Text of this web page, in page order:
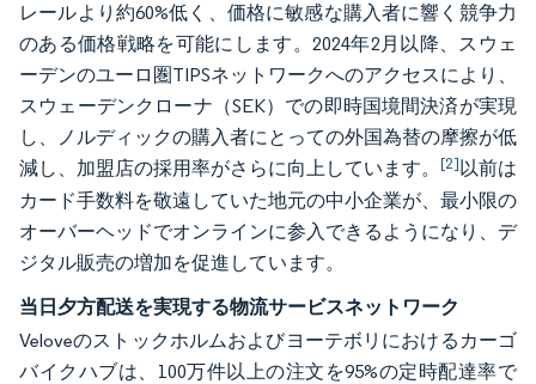
レールより約60%低く、価格に敏感な購入者に響く競争力
のある価格戦略を可能にします。2024年2月以降、スウェ
ーデンのユーロ圏TIPSネットワークへのアクセスにより、
スウェーデンクローナ（SEK）での即時国境間決済が実現
し、ノルディックの購入者にとっての外国為替の摩擦が低
減し、加盟店の採用率がさらに向上しています。 [2]以前は
カード手数料を敬遠していた地元の中小企業が、最小限の
オーバーヘッドでオンラインに参入できるようになり、デ
ジタル販売の増加を促進しています。
当日夕方配送を実現する物流サービスネットワーク
Veloveのストックホルムおよびヨーテボリにおけるカーゴ
バイクハブは、100万件以上の注文を95%の定時配達率で